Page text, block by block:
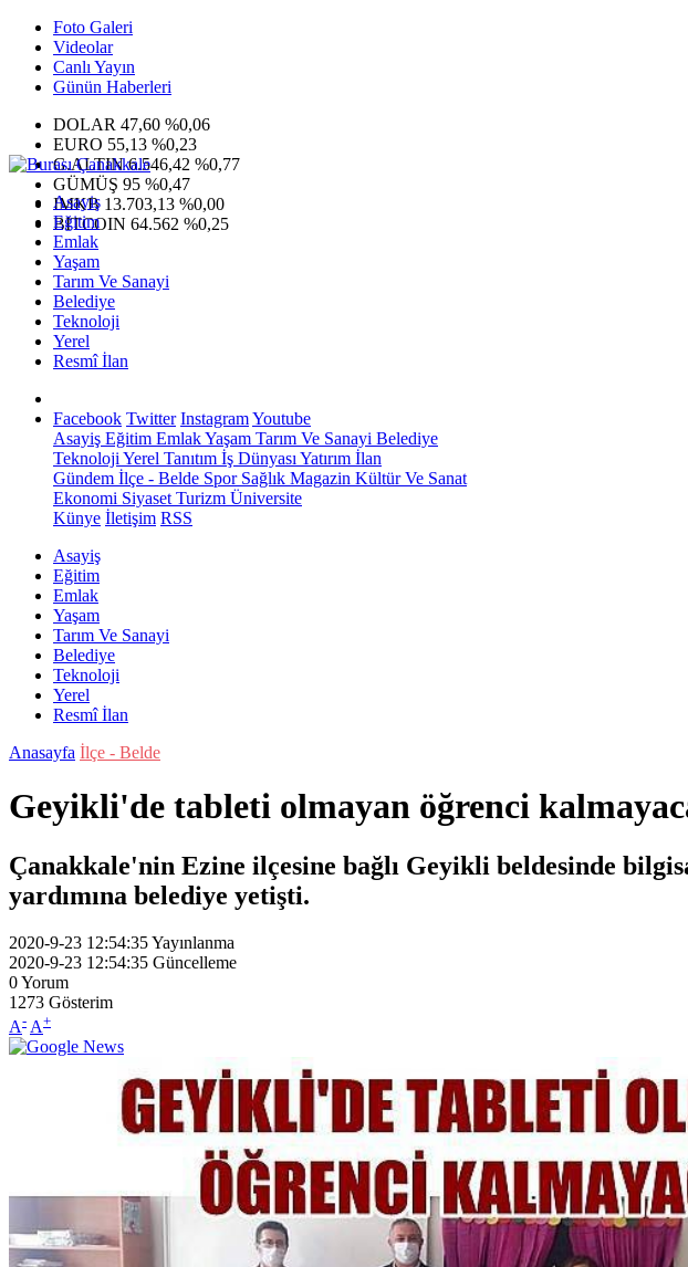
Foto Galeri
Videolar
Canlı Yayın
Günün Haberleri
DOLAR 47,60 %0,06
EURO 55,13 %0,23
G.ALTIN6.546,42 %0,77
GÜMÜŞ 95 %0,47
IMKB 13.703,13 %0,00
BITCOIN 64.562 %0,25
Asayiş
Eğitim
Emlak
Yaşam
Tarım Ve Sanayi
Belediye
Teknoloji
Yerel
Resmî İlan
Facebook Twitter InstagramYoutube
Asayiş Eğitim EmlakYaşam Tarım Ve Sanayi Belediye
Teknoloji Yerel Tanıtım İş Dünyası Yatırım İlan
Gündem İlçe - Belde SporSağlık Magazin Kültür Ve Sanat
Ekonomi Siyaset Turizm Üniversite
Künye İletişim RSS
Asayiş
Eğitim
Emlak
Yaşam
Tarım Ve Sanayi
Belediye
Teknoloji
Yerel
Resmî İlan
Anasayfa İlçe - Belde
Geyikli'de tableti olmayan öğrenci
Çanakkale'nin Ezine ilçesine bağlı Geyikli beldesinde
yardımına belediye yetişti.
2020-9-23 12:54:35Yayınlanma
2020-9-23 12:54:35 Güncelleme
0Yorum
1273 Gösterim
A- A+